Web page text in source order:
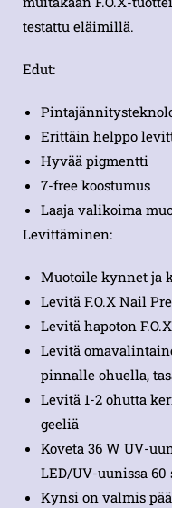
testattu eläimillä.
Edut:
Erittäin helppo
Hyvää pigmentti
7-free koostumus
Laaja valikoima
Levittäminen:
Muotoile kynnet ja
Levitä F.O.X Nail
Levitä hapoton
Levitä
pinnalle ohuella,
Levitä 1-2 ohutta
geeliä
Koveta 36 W UV-
LED/UV-uunissa 60
Kynsi on valmis